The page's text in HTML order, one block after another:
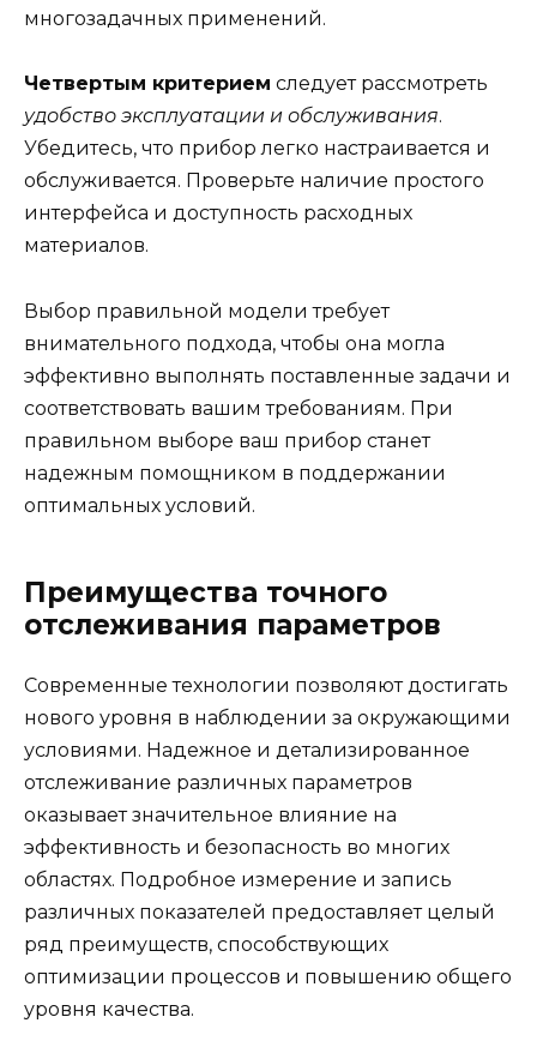
многозадачных применений.
Четвертым критерием следует рассмотреть
удобство эксплуатации и обслуживания.
Убедитесь, что прибор легко настраивается и
обслуживается. Проверьте наличие простого
интерфейса и доступность расходных
материалов.
Выбор правильной модели требует
внимательного подхода, чтобы она могла
эффективно выполнять поставленные задачи и
соответствовать вашим требованиям. При
правильном выборе ваш прибор станет
надежным помощником в поддержании
оптимальных условий.
Преимущества точного
отслеживания параметров
Современные технологии позволяют достигать
нового уровня в наблюдении за окружающими
условиями. Надежное и детализированное
отслеживание различных параметров
оказывает значительное влияние на
эффективность и безопасность во многих
областях. Подробное измерение и запись
различных показателей предоставляет целый
ряд преимуществ, способствующих
оптимизации процессов и повышению общего
уровня качества.